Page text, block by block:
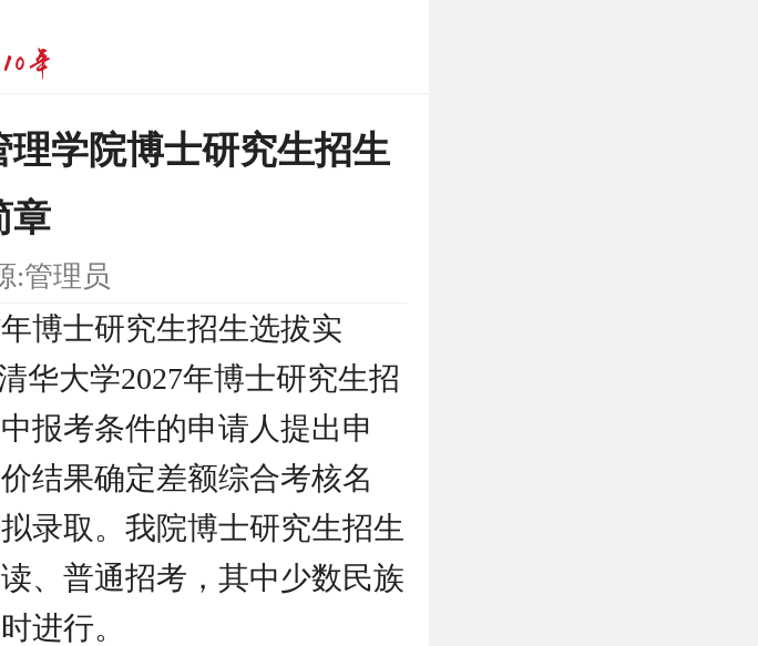
理学院博士研究生招生
章
:管理员
博士研究生招生选拔实
华大学2027年博士研究生招
报考条件的申请人提出申
结果确定差额综合考核名
录取。我院博士研究生招生
、普通招考，其中少数民族
进行。